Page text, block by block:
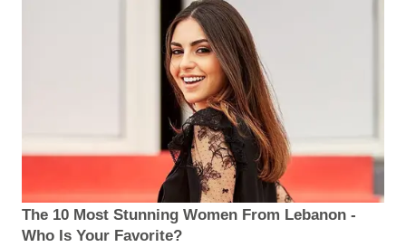
The 10 Most Stunning Women From Lebanon -
Who Is Your Favorite?